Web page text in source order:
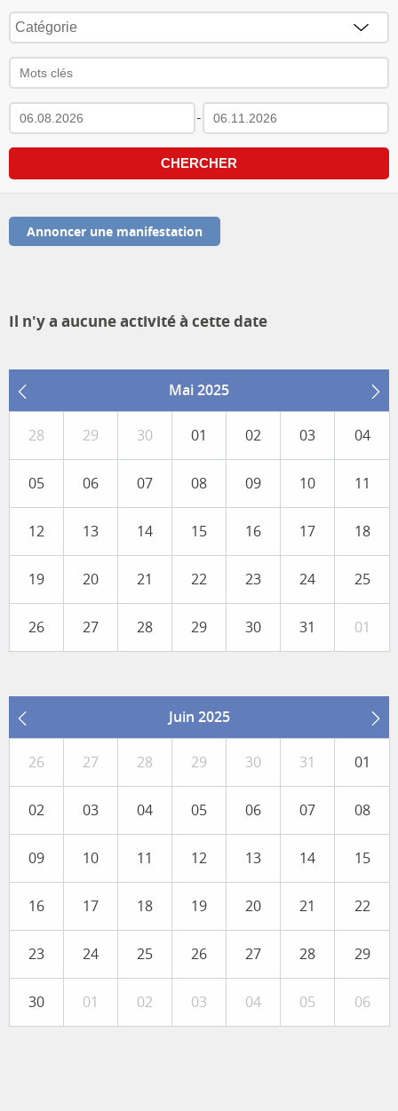
-
Annoncer une manifestation
Il n'y a aucune activité à cette date
Mai 2025
28 29 30 01 02 03 04
05 06 07 08 09 10 11
12 13 14 15 16 17 18
19 20 21 22 23 24 25
26 27 28 29 30 31 01
Juin 2025
26 27 28 29 30 31 01
02 03 04 05 06 07 08
09 10 11 12 13 14 15
16 17 18 19 20 21 22
23 24 25 26 27 28 29
30 01 02 03 04 05 06